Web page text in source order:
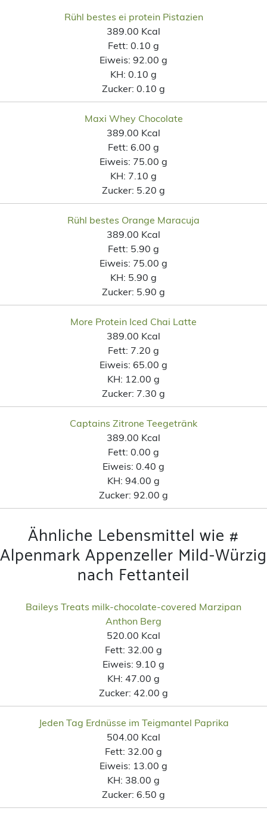
Rühl bestes ei protein Pistazien
389.00 Kcal
Fett: 0.10 g
Eiweis: 92.00 g
KH: 0.10 g
Zucker: 0.10 g
Maxi Whey Chocolate
389.00 Kcal
Fett: 6.00 g
Eiweis: 75.00 g
KH: 7.10 g
Zucker: 5.20 g
Rühl bestes Orange Maracuja
389.00 Kcal
Fett: 5.90 g
Eiweis: 75.00 g
KH: 5.90 g
Zucker: 5.90 g
More Protein Iced Chai Latte
389.00 Kcal
Fett: 7.20 g
Eiweis: 65.00 g
KH: 12.00 g
Zucker: 7.30 g
Captains Zitrone Teegetränk
389.00 Kcal
Fett: 0.00 g
Eiweis: 0.40 g
KH: 94.00 g
Zucker: 92.00 g
Ähnliche Lebensmittel wie #
Alpenmark Appenzeller Mild-Würzig
nach Fettanteil
Baileys Treats milk-chocolate-covered Marzipan
Anthon Berg
520.00 Kcal
Fett: 32.00 g
Eiweis: 9.10 g
KH: 47.00 g
Zucker: 42.00 g
Jeden Tag Erdnüsse im Teigmantel Paprika
504.00 Kcal
Fett: 32.00 g
Eiweis: 13.00 g
KH: 38.00 g
Zucker: 6.50 g